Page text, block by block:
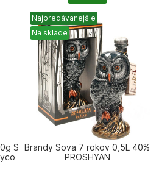
S
Najpredávanejšie
Na sklade
Brandy Sova 7 rokov 0,5L 40%
PROSHYAN